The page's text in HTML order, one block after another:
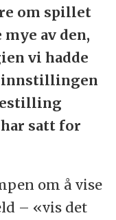
om spillet
av den,
vi hadde
innstillingen
satt for
om å vise
– «vis det